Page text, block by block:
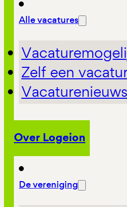
Alle vacatures
Zelf een
Over Logeion
De vereniging